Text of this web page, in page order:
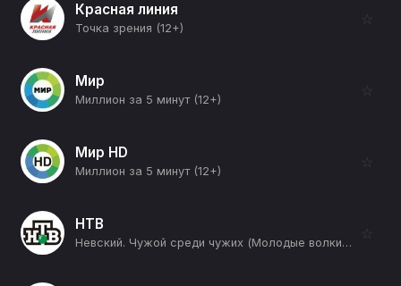
Красная линия
Точка зрения (12+)
☆
Мир
Миллион за 5 минут (12+)
☆
Мир HD
Миллион за 5 минут (12+)
☆
НТВ
Невский. Чужой среди чужих (Молодые волки) (16+)
☆